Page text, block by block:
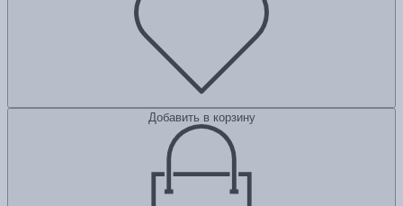
Добавить в корзину